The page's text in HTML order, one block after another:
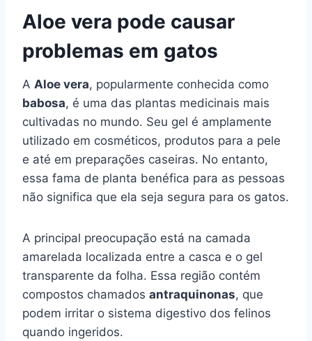
Aloe vera pode causar
problemas em gatos
A Aloe vera, popularmente conhecida como
babosa, é uma das plantas medicinais mais
cultivadas no mundo. Seu gel é amplamente
utilizado em cosméticos, produtos para a pele
e até em preparações caseiras. No entanto,
essa fama de planta benéfica para as pessoas
não significa que ela seja segura para os gatos.
A principal preocupação está na camada
amarelada localizada entre a casca e o gel
transparente da folha. Essa região contém
compostos chamados antraquinonas, que
podem irritar o sistema digestivo dos felinos
quando ingeridos.